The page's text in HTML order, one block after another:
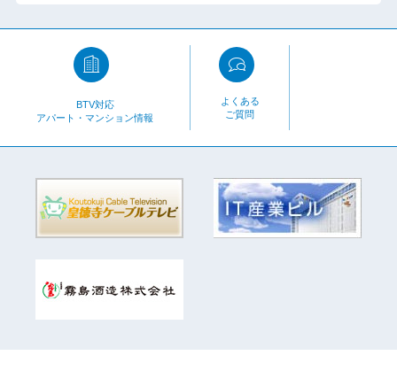
BTV対応
アパート・マンション情報
よくある
ご質問